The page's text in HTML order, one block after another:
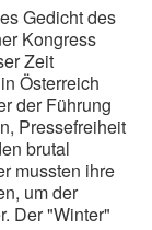
Gedicht des
Kongress
Zeit
Österreich
der Führung
Pressefreiheit
brutal
mussten ihre
um der
Der "Winter"